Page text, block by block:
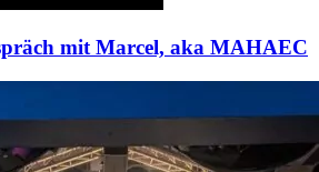
mit Marcel, aka MAHAEC